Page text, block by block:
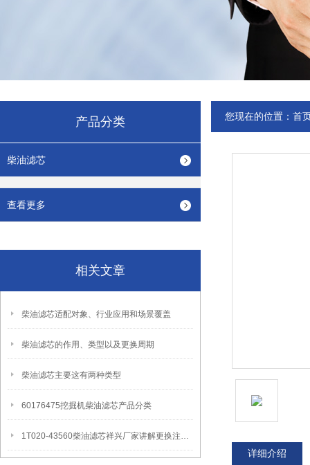
产品分类
柴油滤芯
查看更多
相关文章
柴油滤芯适配对象、行业应用和场景覆盖
柴油滤芯的作用、类型以及更换周期
柴油滤芯主要这有两种类型
60176475挖掘机柴油滤芯产品分类
1T020-43560柴油滤芯祥兴厂家讲解更换注意事项
您现在的位置： 首
详细介绍